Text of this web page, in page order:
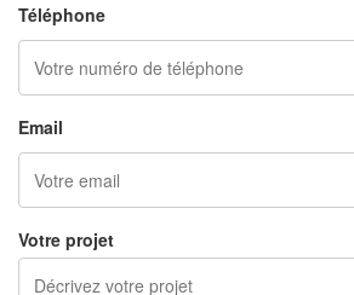
Téléphone
Email
Votre projet